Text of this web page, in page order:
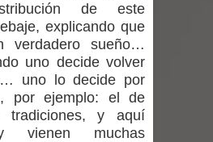
“No dará la cara”
despliegue para apoyar a
adolescentes durante la
de este
explicando que
verdadero sueño…
uno decide volver
uno lo decide por
por ejemplo: el de
tradiciones, y aquí
vienen muchas